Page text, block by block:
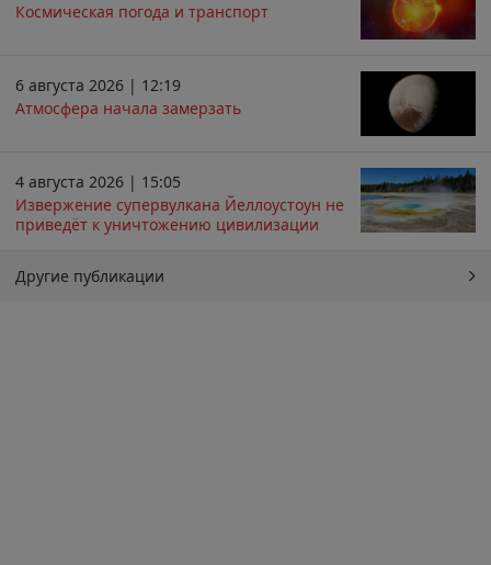
Космическая погода и транспорт
6 августа 2026 | 12:19
Атмосфера начала замерзать
4 августа 2026 | 15:05
Извержение супервулкана Йеллоустоун не
приведёт к уничтожению цивилизации
Другие публикации